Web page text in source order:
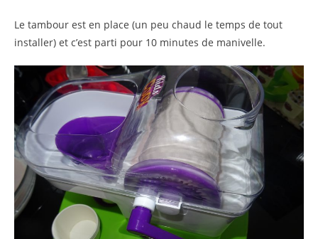
Le tambour est en place (un peu chaud le temps de tout
installer) et c’est parti pour 10 minutes de manivelle.